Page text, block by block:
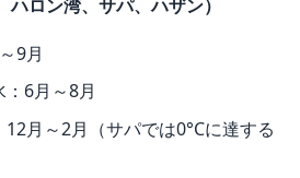
ロン湾、サパ、ハザン）
9月
6月～8月
月～2月（サパでは0°Cに達する